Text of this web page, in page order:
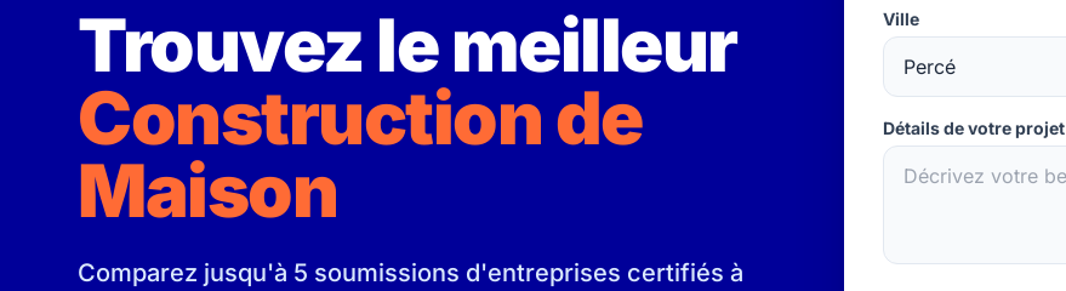
Trouvez le meilleur
Construction de
Maison
Comparez jusqu'à 5 soumissions d'entreprises certifiés à
Ville
Détails de votre projet